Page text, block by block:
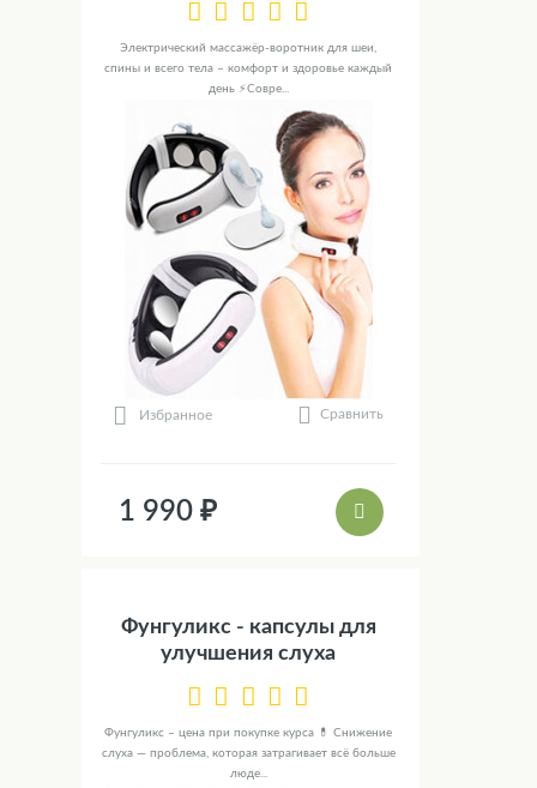
Электрический массажёр-воротник для шеи,
спины и всего тела – комфорт и здоровье каждый
день ⚡Совре...
Избранное Сравнить
1 990 ₽
Фунгуликс - капсулы для
улучшения слуха
Фунгуликс – цена при покупке курса 💊 Снижение
слуха — проблема, которая затрагивает всё больше
люде...